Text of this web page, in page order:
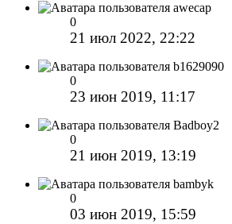
awecap
0
21 июл 2022, 22:22
b1629090
0
23 июн 2019, 11:17
Badboy2
0
21 июн 2019, 13:19
bambyk
0
03 июн 2019, 15:59